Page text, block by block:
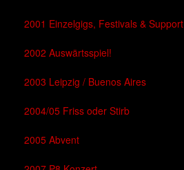
2001 Einzelgigs, Festivals & Support
2002 Auswärtsspiel!
2003 Leipzig / Buenos Aires
2004/05 Friss oder Stirb
2005 Abvent